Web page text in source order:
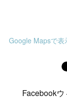
Google Mapsで表
Facebookウ